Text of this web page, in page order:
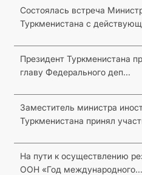
Состоялась встреча
Туркменистана с
Президент Туркменистана
главу Федерального деп...
Заместитель министра
Туркменистана принял
На пути к осуществлению
ООН «Год международного...